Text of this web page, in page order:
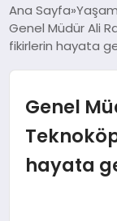
TEKNOLOJI
MAGAZIN
Ana Sayfa Yaşam
Genel Müdür Ali
fikirlerin hayata
Genel
hayata